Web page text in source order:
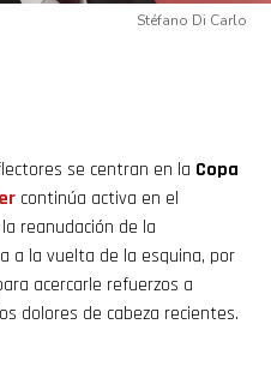
Stéfano Di Carlo
se centran en la Copa
continúa activa en el
reanudación de la
a la vuelta de la esquina, por
acercarle refuerzos a
dolores de cabeza recientes.